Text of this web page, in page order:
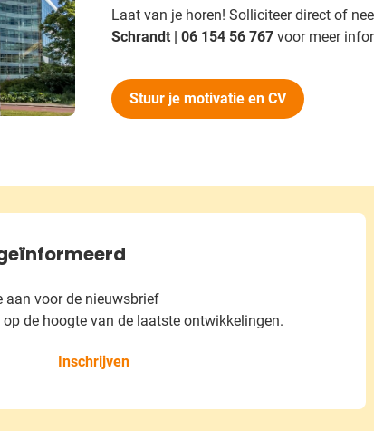
Laat van je horen! Solliciteer direct of
Schrandt | 06 154 56 767 voor meer
Stuur je motivatie en CV
aan voor de nieuwsbrief
de hoogte van de laatste ontwikkelingen.
Inschrijven